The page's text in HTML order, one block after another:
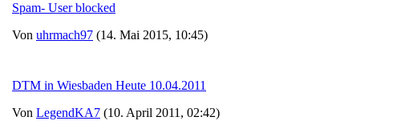
Spam- User blocked
Von uhrmach97 (14. Mai 2015, 10:45)
DTM in Wiesbaden Heute 10.04.2011
Von LegendKA7 (10. April 2011, 02:42)